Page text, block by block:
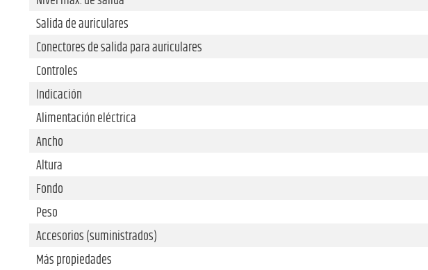
Salida de auriculares
Conectores de salida para auriculares
Controles
Indicación
Alimentación eléctrica
Ancho
Altura
Fondo
Peso
Accesorios (suministrados)
Más propiedades